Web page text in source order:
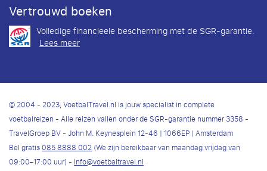
Vertrouwd boeken
Volledige financieele bescherming met de SGR-garantie.
Lees meer
© 2004 - 2023, VoetbalTravel.nl is jouw specialist in complete
voetbalreizen - Alle reizen vallen onder de SGR-garantie nummer 3358 -
TravelGroep BV - John M. Keynesplein 12-46 | 1066EP | Amsterdam
Bel gratis085 8888 002(We zijn bereikbaar van maandag vrijdag van
09:00–17:00 uur) -info@voetbaltravel.nl